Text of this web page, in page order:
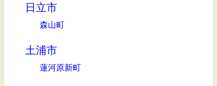
日立市
森山町
土浦市
蓮河原新町